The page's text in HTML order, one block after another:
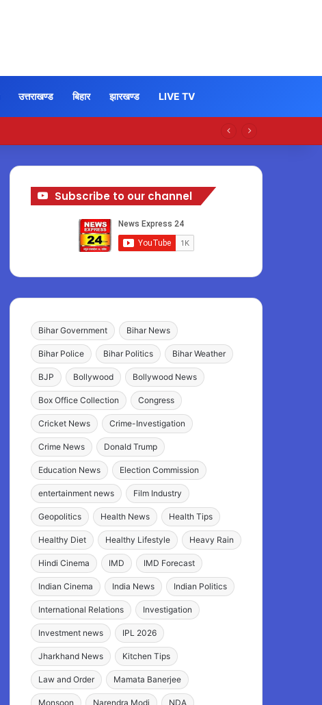
उत्तराखण्ड बिहार झारखण्ड LIVE TV
Subscribe to our channel
Bihar Government Bihar News
Bihar Police Bihar Politics Bihar Weather
BJP Bollywood Bollywood News
Box Office Collection Congress
Cricket News Crime-Investigation
Crime News Donald Trump
Education News Election Commission
entertainment news Film Industry
Geopolitics Health News Health Tips
Healthy Diet Healthy Lifestyle Heavy Rain
Hindi Cinema IMD IMD Forecast
Indian Cinema India News Indian Politics
International Relations Investigation
Investment news IPL 2026
Jharkhand News Kitchen Tips
Law and Order Mamata Banerjee
Monsoon Narendra Modi NDA